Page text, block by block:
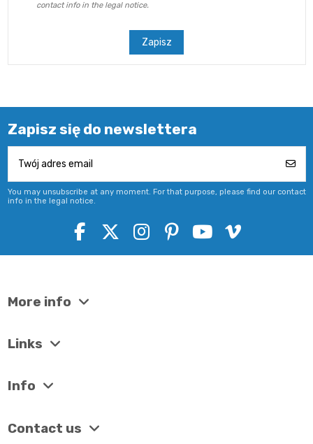
contact info in the legal notice.
Zapisz
Zapisz się do newslettera
You may unsubscribe at any moment. For that purpose, please find our contact
info in the legal notice.
More info
Links
Info
Contact us